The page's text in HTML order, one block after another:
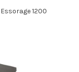
1200